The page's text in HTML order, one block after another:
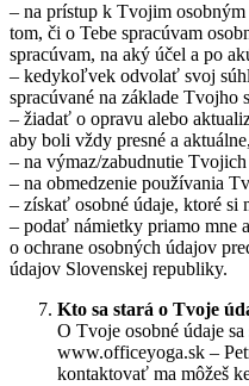
– na prístup k Tvojim
tom, či o Tebe spracúvam
spracúvam, na aký účel a po
– kedykoľvek odvolať svoj
spracúvané na základe Tvojho
– žiadať o opravu alebo
aby boli vždy presné a aktuálne,
– na výmaz/zabudnutie
– na obmedzenie používania
– získať osobné údaje, ktoré si
– podať námietky priamo mne
o ochrane osobných údajov
údajov Slovenskej republiky.
Kto sa stará o Tvoje
O Tvoje osobné údaje
www.officeyoga.sk –
kontaktovať ma môžeš